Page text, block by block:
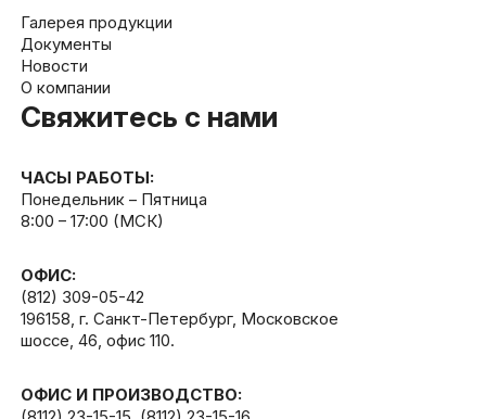
Галерея продукции
Документы
Новости
О компании
Свяжитесь с нами
ЧАСЫ РАБОТЫ:
Понедельник – Пятница
8:00 – 17:00 (МСК)
ОФИС:
(812) 309-05-42
196158, г. Санкт-Петербург, Московское
шоссе, 46, офис 110.
ОФИС И ПРОИЗВОДСТВО: